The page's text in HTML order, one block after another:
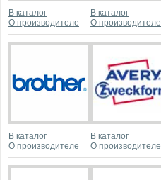
В каталог
О производителе
В каталог
О производителе
В каталог
О производителе
В каталог
О производителе